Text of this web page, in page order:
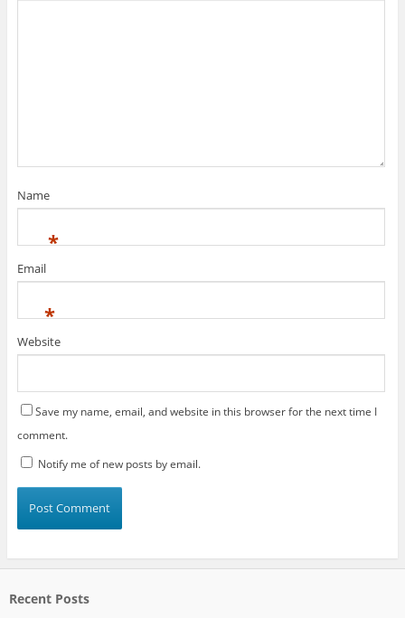
Name
*
Email
*
Website
Save my name, email, and website in this browser for the next time I
comment.
Notify me of new posts by email.
Recent Posts